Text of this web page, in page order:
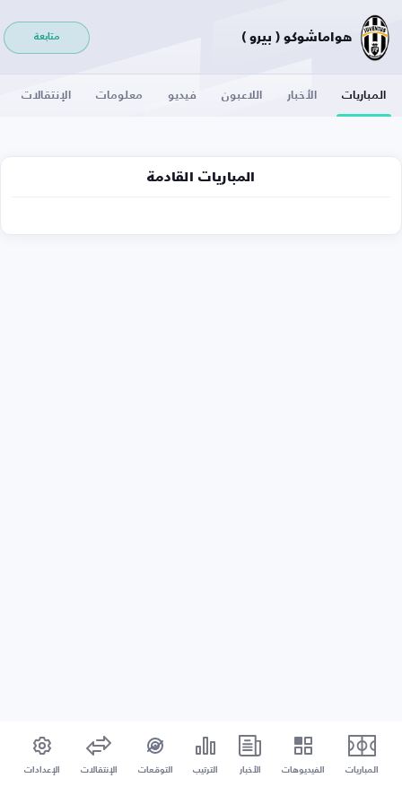
هواماشوكو ( بيرو ) متابعة
المباريات الأخبار اللاعبون فيديو معلومات الإنتقالات
المباريات القادمة
المباريات الفيديوهات الأخبار الترتيب التوقعات الإنتقالات الإعدادات